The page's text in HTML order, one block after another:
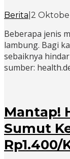
Berita 2
Beberapa jenis
lambung. Bagi
sebaiknya
sumber:
Mantap!
Sumut
Rp1.400/